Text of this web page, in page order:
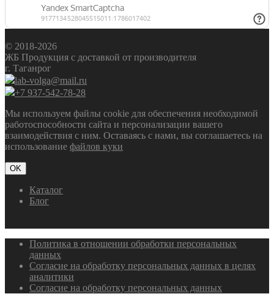
© 2018-2026
ЖБ Продукция с доставкой от производителя
г. Таганрог
lab-volga@mail.ru
+7 937-542-78-28
Мы используем файлы cookie для обеспечения необходимой
работоспособности сайта и персонализации вашего
взаимодействия с ним. Оставаясь с нами, вы соглашаетесь на
использование файлов куки
OK
Каталог
Блог
Политика в отношении обработки персональных
данных
Согласие на обработку персональных данных в целях
аналитики
Согласие на обработку персональных данных